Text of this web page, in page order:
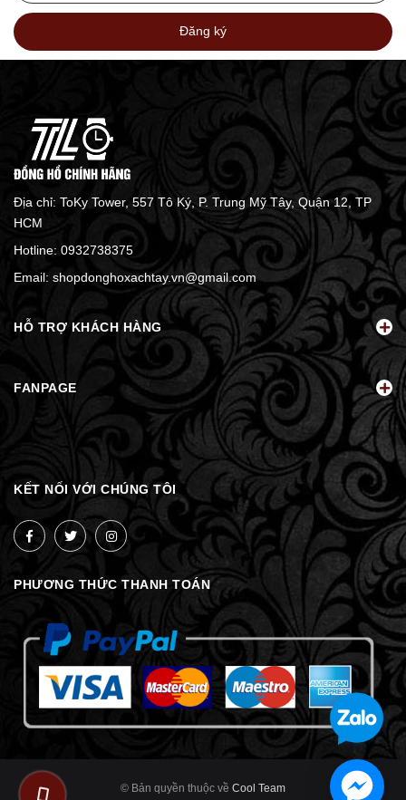
Đăng ký
Địa chỉ: ToKy Tower, 557 Tô Ký, P. Trung Mỹ Tây, Quận 12, TP
HCM
Hotline: 0932738375
Email: shopdonghoxachtay.vn@gmail.com
HỖ TRỢ KHÁCH HÀNG
FANPAGE
KẾT NỐI VỚI CHÚNG TÔI
PHƯƠNG THỨC THANH TOÁN
© Bản quyền thuộc về Cool Team